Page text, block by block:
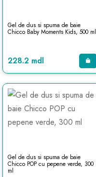
Gel de dus si spuma de baie
Chicco Baby Moments Kids, 500 ml
228.2 mdl
Gel de dus si spuma de baie
Chicco POP cu pepene verde, 300
ml